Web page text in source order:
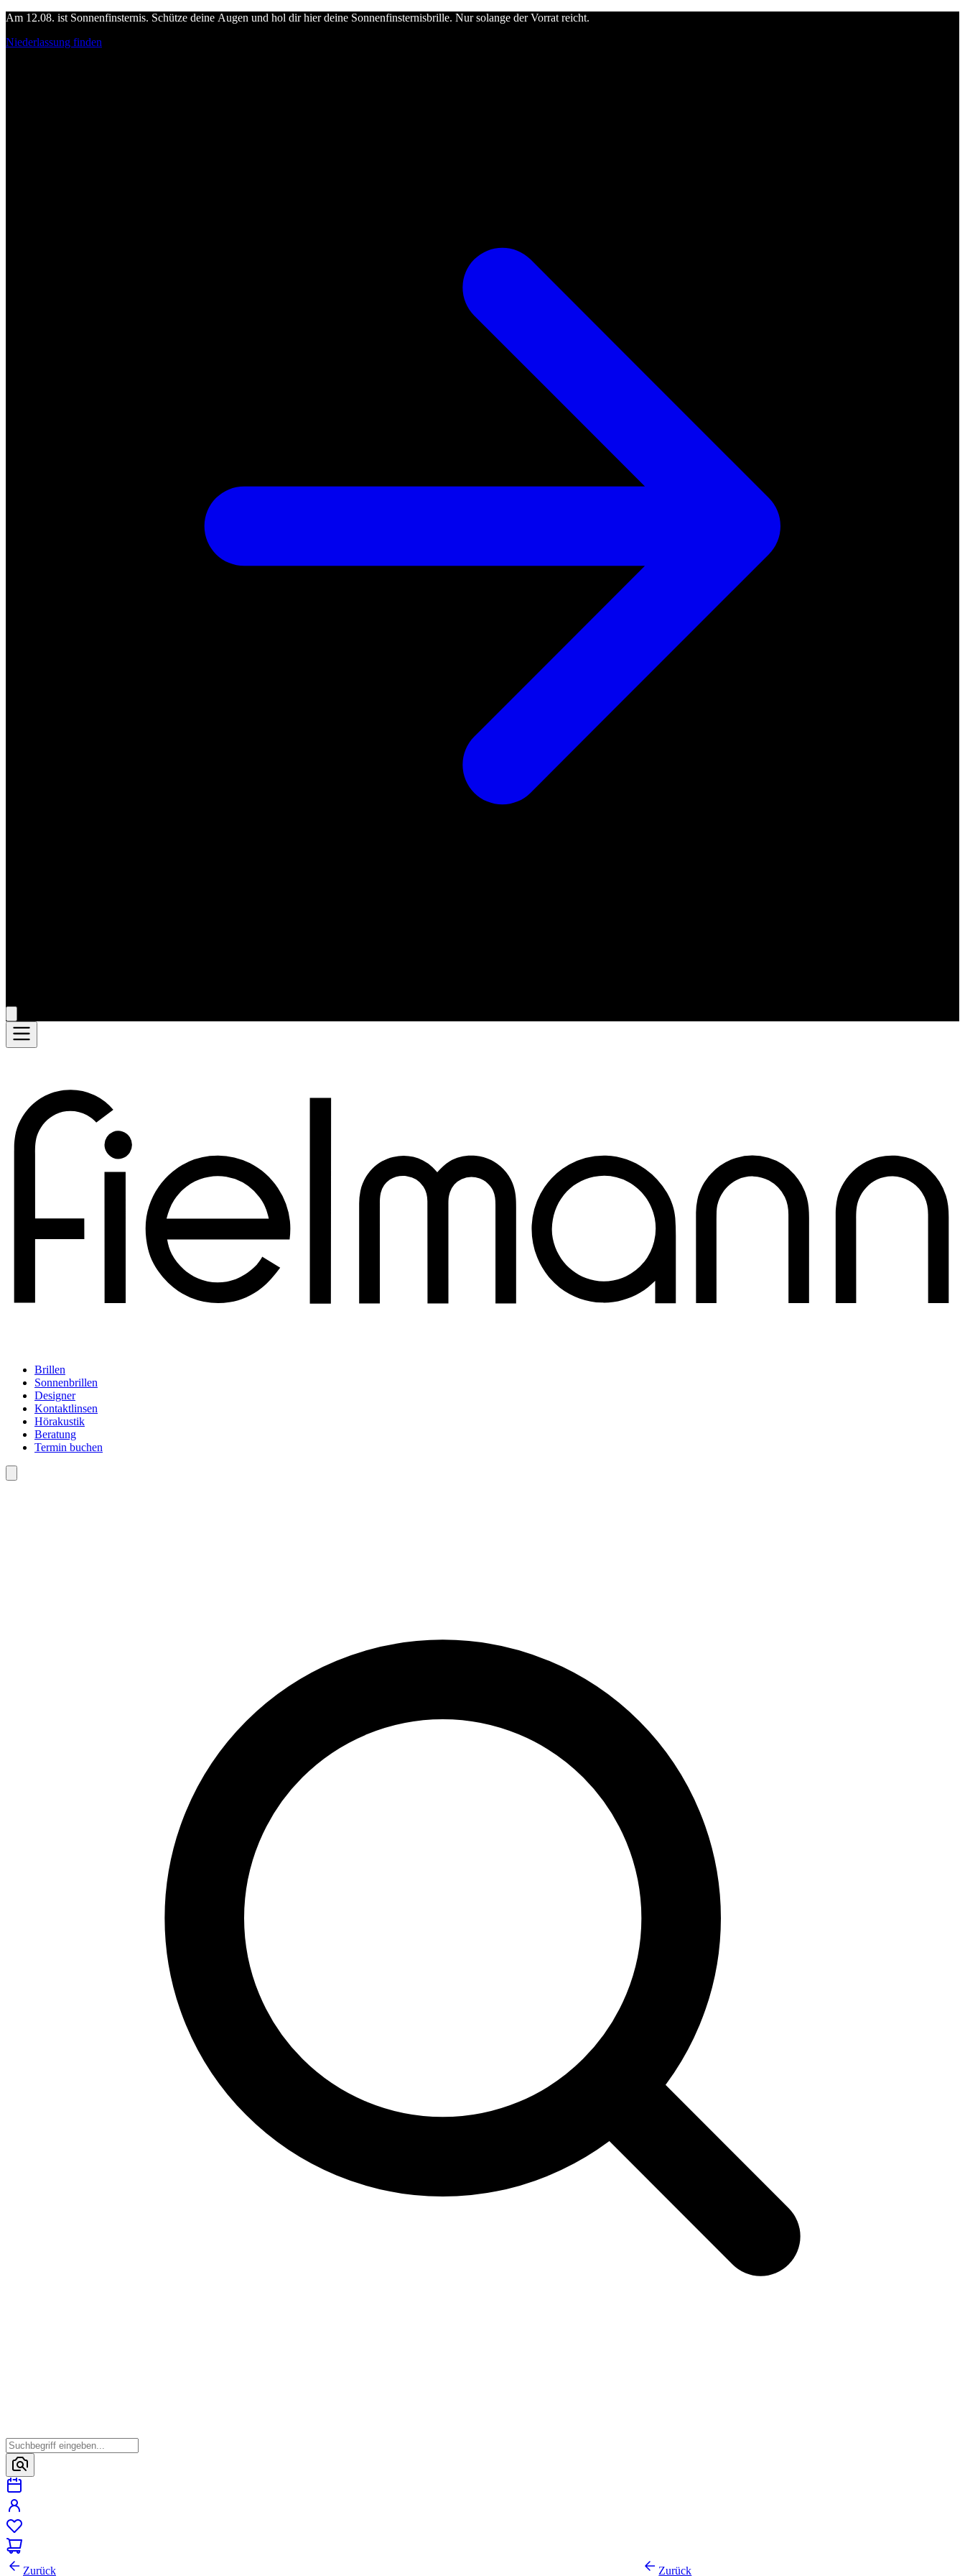
Am 12.08. ist Sonnenfinsternis. Schütze deine Augen und hol dir hier deine Sonnenfinsternisbrille. Nur solange der Vorrat reicht.
Niederlassung finden
Brillen
Sonnenbrillen
Designer
Kontaktlinsen
Hörakustik
Beratung
Termin buchen
Zurück Zurück